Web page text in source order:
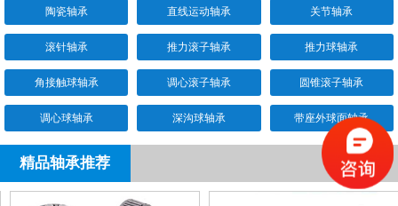
陶瓷轴承 直线运动轴承 关节轴承
滚针轴承 推力滚子轴承 推力球轴承
角接触球轴承 调心滚子轴承 圆锥滚子轴承
调心球轴承 深沟球轴承 带座外球面轴承
精品轴承推荐